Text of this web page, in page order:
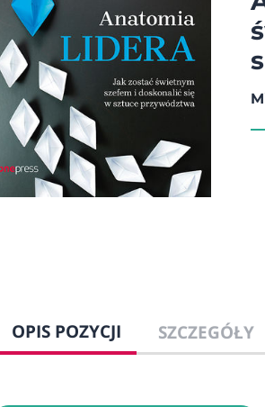
OPIS POZYCJI SZCZEGÓŁY